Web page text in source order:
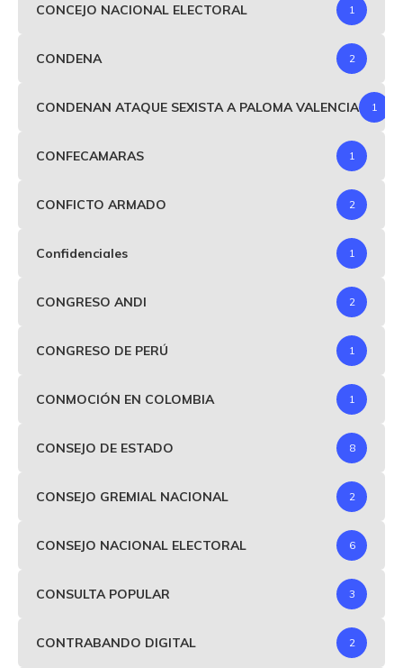
CONCEJO NACIONAL ELECTORAL 1
CONDENA 2
CONDENAN ATAQUE SEXISTA A PALOMA VALENCIA 1
CONFECAMARAS 1
CONFICTO ARMADO 2
Confidenciales 1
CONGRESO ANDI 2
CONGRESO DE PERÚ 1
CONMOCIÓN EN COLOMBIA 1
CONSEJO DE ESTADO 8
CONSEJO GREMIAL NACIONAL 2
CONSEJO NACIONAL ELECTORAL 6
CONSULTA POPULAR 3
CONTRABANDO DIGITAL 2